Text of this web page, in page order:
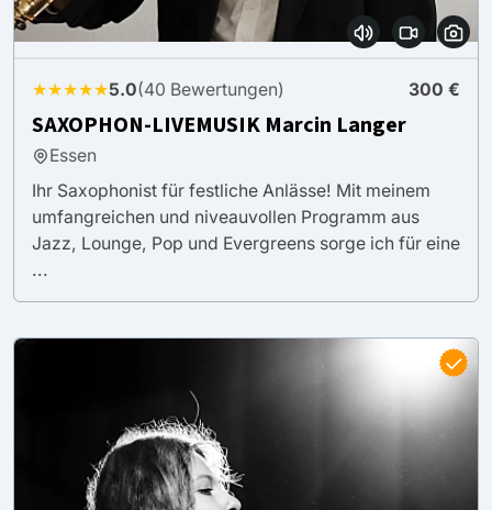
★★★★★5.0(40 Bewertungen) 300 €
SAXOPHON-LIVEMUSIK Marcin Langer
Essen
Ihr Saxophonist für festliche Anlässe! Mit meinem
umfangreichen und niveauvollen Programm aus
Jazz, Lounge, Pop und Evergreens sorge ich für eine
...